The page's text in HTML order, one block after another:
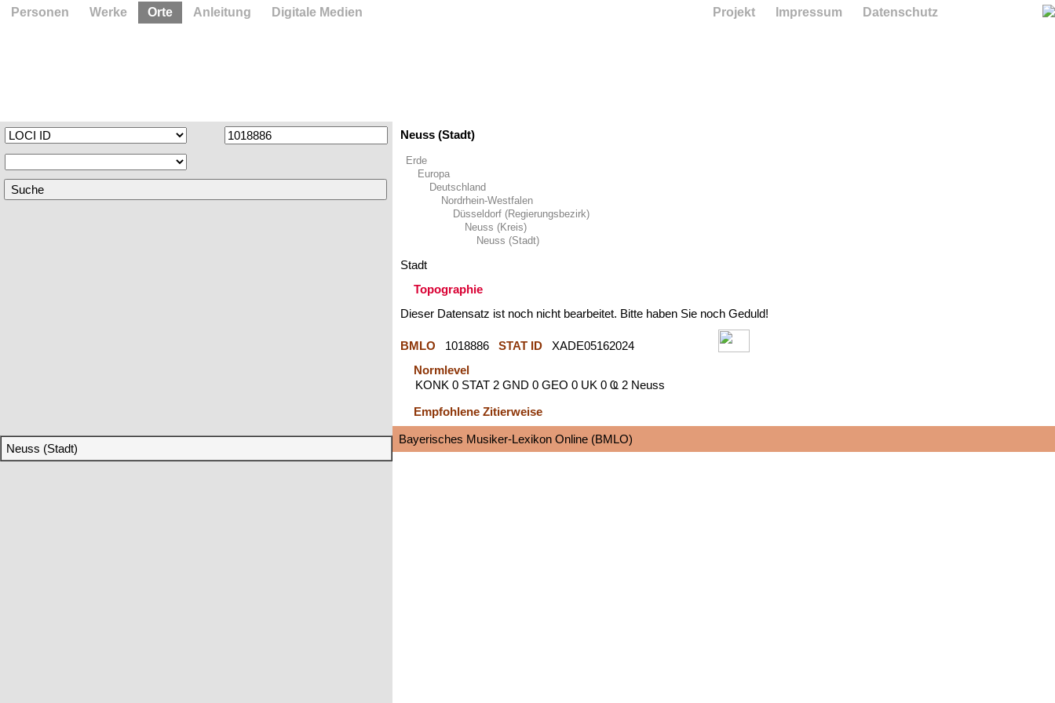
Neuss (Stadt)
Neuss (Stadt)
Erde
Europa
Deutschland
Nordrhein-Westfalen
Düsseldorf (Regierungsbezirk)
Neuss (Kreis)
Neuss (Stadt)
Stadt
Topographie
Dieser Datensatz ist noch nicht bearbeitet. Bitte haben Sie noch Geduld!
BMLO 1018886 STAT ID
XADE05162024
Normlevel
KONK 0 STAT 2 GND 0 GEO 0 UK 0 Ҩ 2 Neuss
Empfohlene Zitierweise
Bayerisches Musiker-Lexikon Online (BMLO)
Personen Werke Orte Anleitung Digitale Medien Projekt Impressum Datenschutz